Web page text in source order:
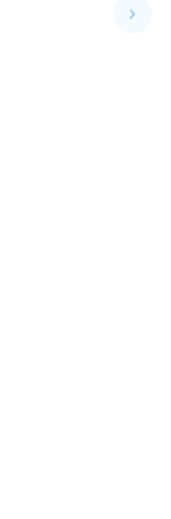
keyboard_arrow_right